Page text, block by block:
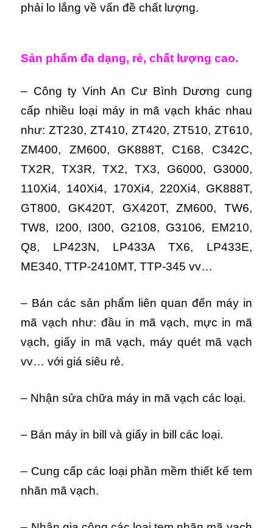
phải lo lắng về vấn đề chất lượng.
Sản phẩm đa dạng, rẻ, chất lượng cao.
– Công ty Vinh An Cư Bình Dương cung
cấp nhiều loại máy in mã vạch khác nhau
như: ZT230, ZT410, ZT420, ZT510, ZT610,
ZM400, ZM600, GK888T, C168, C342C,
TX2R, TX3R, TX2, TX3, G6000, G3000,
110Xi4, 140Xi4, 170Xi4, 220Xi4, GK888T,
GT800, GK420T, GX420T, ZM600, TW6,
TW8, I200, I300, G2108, G3106, EM210,
Q8, LP423N, LP433A TX6, LP433E,
ME340, TTP-2410MT, TTP-345 vv…
– Bán các sản phẩm liên quan đến máy in
mã vạch như: đầu in mã vạch, mực in mã
vạch, giấy in mã vạch, máy quét mã vạch
vv… với giá siêu rẻ.
– Nhận sửa chữa máy in mã vạch các loại.
– Bán máy in bill và giấy in bill các loại.
– Cung cấp các loại phần mềm thiết kế tem
nhãn mã vạch.